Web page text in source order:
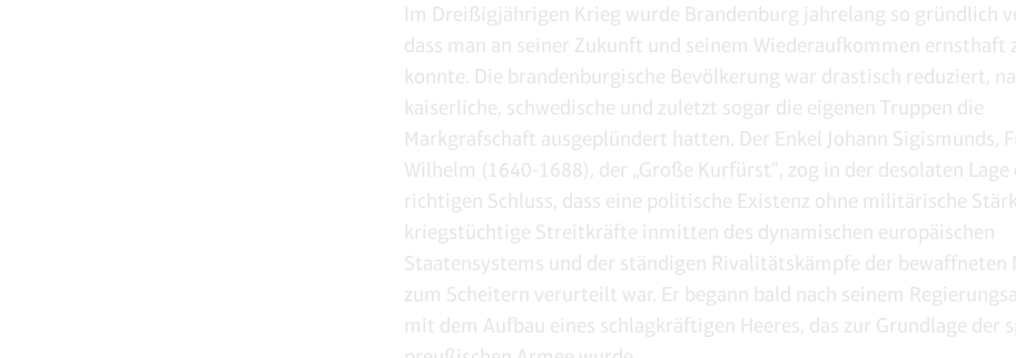
Im Dreißigjährigen Krieg wurde Brandenburg jahrelang so gründlich
dass man an seiner Zukunft und seinem Wiederaufkommen ernsthaft
konnte. Die brandenburgische Bevölkerung war drastisch reduziert,
kaiserliche, schwedische und zuletzt sogar die eigenen Truppen die
Markgrafschaft ausgeplündert hatten. Der Enkel Johann Sigismunds,
Wilhelm (1640-1688), der „Große Kurfürst“, zog in der desolaten Lage
richtigen Schluss, dass eine politische Existenz ohne militärische
kriegstüchtige Streitkräfte inmitten des dynamischen europäischen
Staatensystems und der ständigen Rivalitätskämpfe der bewaffneten
zum Scheitern verurteilt war. Er begann bald nach seinem
mit dem Aufbau eines schlagkräftigen Heeres, das zur Grundlage der